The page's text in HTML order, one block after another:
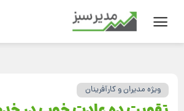
ویژه مدیران و کارآفرینان